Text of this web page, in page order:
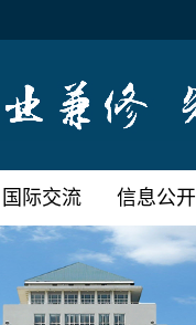
国际交流 信息公开